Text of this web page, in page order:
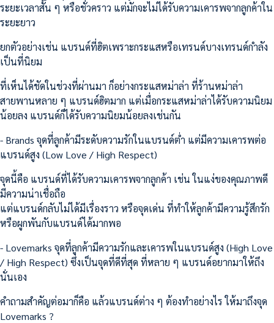
ระยะเวลาสั้น ๆ หรือชั่วคราว แต่มักจะไม่ได้รับความเคารพจากลูกค้าใน
ระยะยาว
ยกตัวอย่างเช่น แบรนด์ที่ฮิตเพราะกระแสหรือเทรนด์บางเทรนด์กำลัง
เป็นที่นิยม
ที่เห็นได้ชัดในช่วงที่ผ่านมา ก็อย่างกระแสหม่าล่า ที่ร้านหม่าล่า
สายพานหลาย ๆ แบรนด์ฮิตมาก แต่เมื่อกระแสหม่าล่าได้รับความนิยม
น้อยลง แบรนด์ก็ได้รับความนิยมน้อยลงเช่นกัน
- Brands จุดที่ลูกค้ามีระดับความรักในแบรนด์ต่ำ แต่มีความเคารพต่อ
แบรนด์สูง (Low Love / High Respect)
จุดนี้คือ แบรนด์ที่ได้รับความเคารพจากลูกค้า เช่น ในแง่ของคุณภาพดี
มีความน่าเชื่อถือ
แต่แบรนด์กลับไม่ได้มีเรื่องราว หรือจุดเด่น ที่ทำให้ลูกค้ามีความรู้สึกรัก
หรือผูกพันกับแบรนด์ได้มากพอ
- Lovemarks จุดที่ลูกค้ามีความรักและเคารพในแบรนด์สูง (High Love
/ High Respect) ซึ่งเป็นจุดที่ดีที่สุด ที่หลาย ๆ แบรนด์อยากมาให้ถึง
นั่นเอง
คำถามสำคัญต่อมาก็คือ แล้วแบรนด์ต่าง ๆ ต้องทำอย่างไร ให้มาถึงจุด
Lovemarks ?